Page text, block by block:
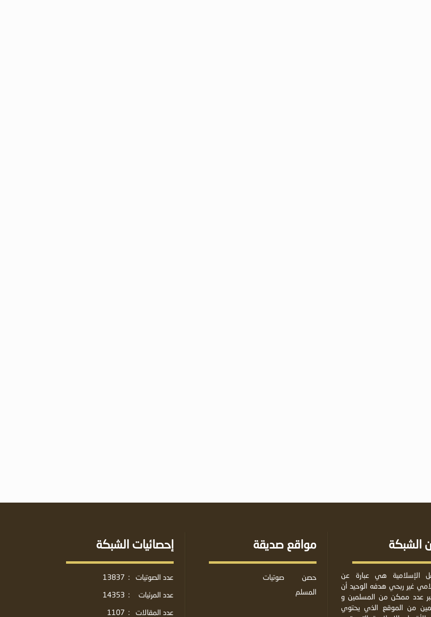
الشبكة
الإسلامية هي عبارة عن
غير ربحي هدفه الوحيد أن
عدد ممكن من المسلمين و
من الموقع الذي يحتوي
مواقع صديقة
حصن
المسلم
صوتيات
إحصائيات الشبكة
عدد الصوتيات :
13837
عدد المرئيات
:
14353
عدد المقالات
:
1107